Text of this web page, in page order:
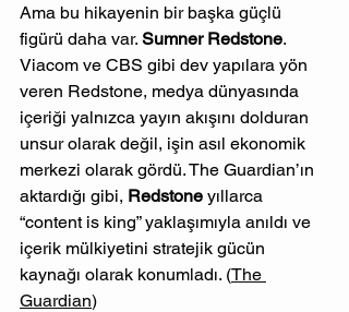
Ama bu hikayenin bir başka güçlü
figürü daha var. Sumner Redstone.
Viacom ve CBS gibi dev yapılara yön
veren Redstone, medya dünyasında
içeriği yalnızca yayın akışını dolduran
unsur olarak değil, işin asıl ekonomik
merkezi olarak gördü. The Guardian’ın
aktardığı gibi, Redstone yıllarca
“content is king” yaklaşımıyla anıldı ve
içerik mülkiyetini stratejik gücün
kaynağı olarak konumladı. (The
Guardian)